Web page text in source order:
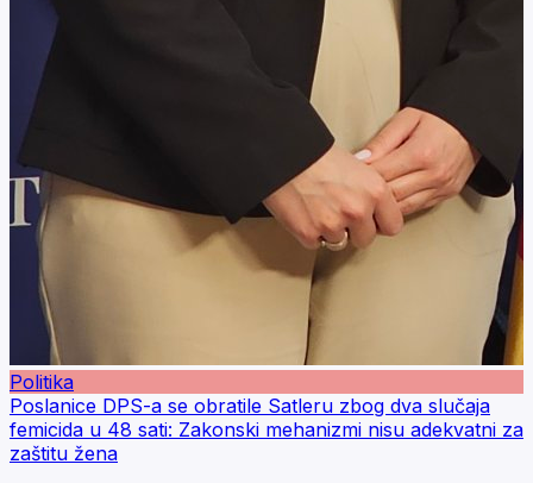
Politika
Poslanice DPS-a se obratile Satleru zbog dva slučaja
femicida u 48 sati: Zakonski mehanizmi nisu adekvatni za
zaštitu žena